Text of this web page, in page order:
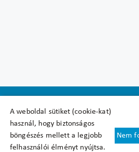
A weboldal sütiket (cookie-kat)
használ, hogy biztonságos
böngészés mellett a legjobb
felhasználói élményt nyújtsa.
Nem
Felhasználási